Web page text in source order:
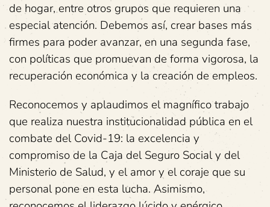
de hogar, entre otros grupos que requieren una
especial atención. Debemos así, crear bases más
firmes para poder avanzar, en una segunda fase,
con políticas que promuevan de forma vigorosa, la
recuperación económica y la creación de empleos.
Reconocemos y aplaudimos el magnífico trabajo
que realiza nuestra institucionalidad pública en el
combate del Covid-19: la excelencia y
compromiso de la Caja del Seguro Social y del
Ministerio de Salud, y el amor y el coraje que su
personal pone en esta lucha. Asimismo,